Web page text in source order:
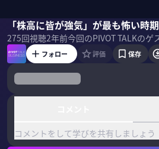
「株高に皆が強気」が最も怖い時期
275回視聴2年前
朝倉智也
フォロー 評価 保存
コメントをして学びを共有しましょう